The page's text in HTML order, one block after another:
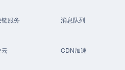
服务 消息队列
CDN加速